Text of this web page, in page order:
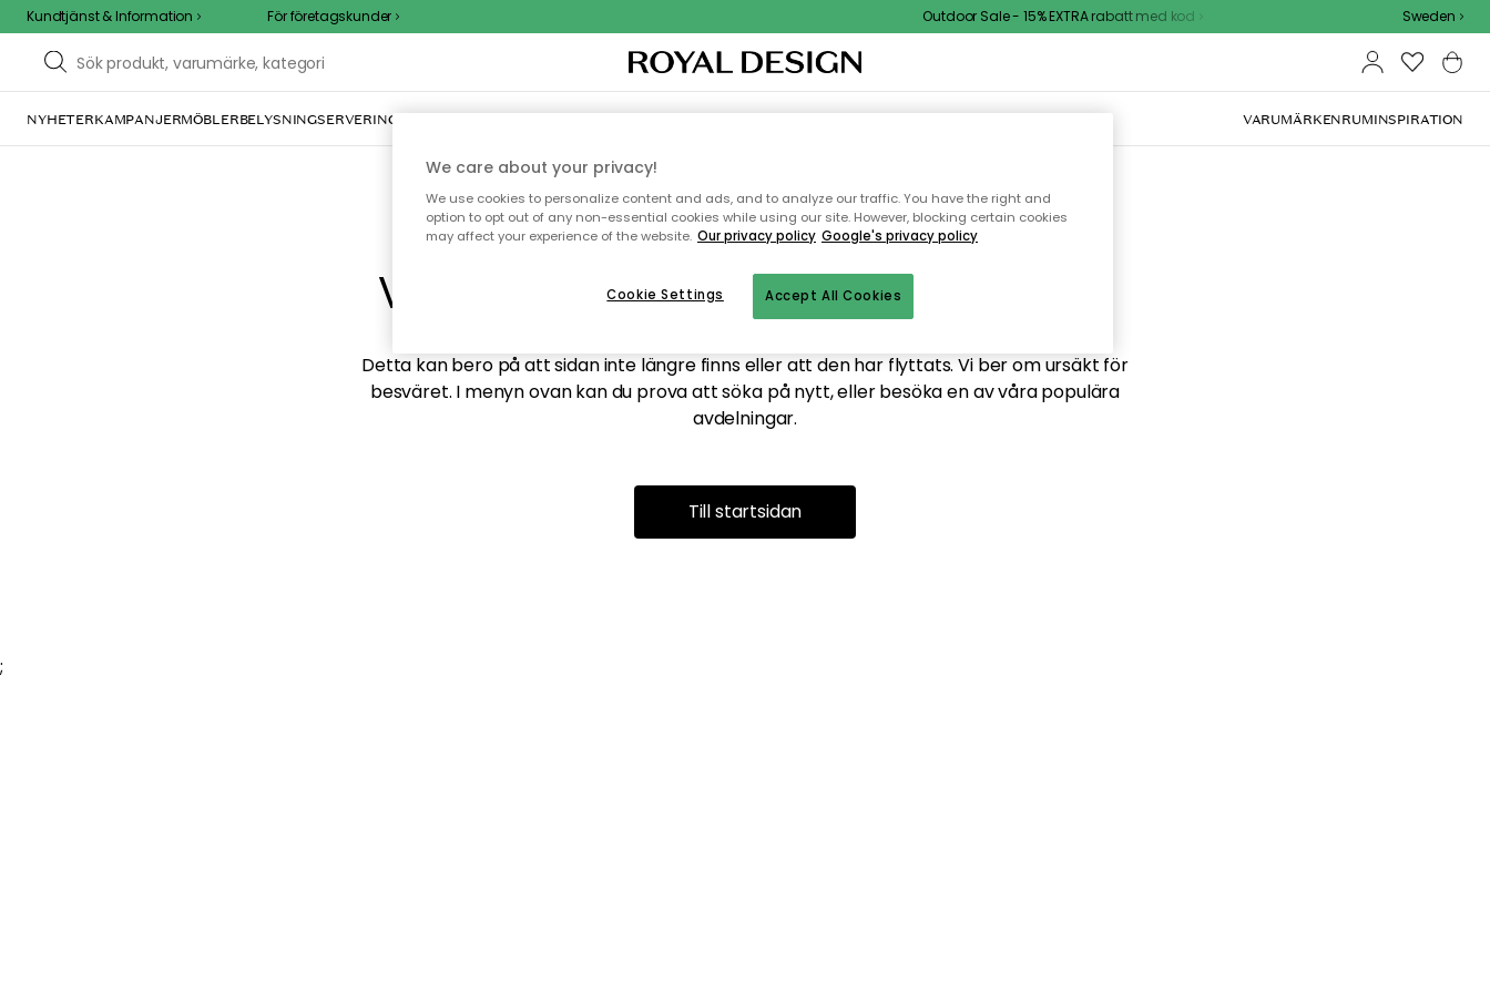
Kundtjänst & Information För företagskunder Outdoor Sale - 15% EXTRA rabatt med kod Sweden
NYHETERKAMPANJERMÖBLERBELYSNINGSERVERING INREDNINGTEXTIL & MATTORKÖKETFÖRVARINGUTEMÖBLER VARUMÄRKENRUMINSPIRATION
Vi hittar tyvärr inte sidan du söker
Detta kan bero på att sidan inte längre finns eller att den har flyttats. Vi ber om ursäkt för
besväret. I menyn ovan kan du prova att söka på nytt, eller besöka en av våra populära
avdelningar.
Till startsidan
;
We care about your privacy!
We use cookies to personalize content and ads, and to analyze our traffic. You have the right and
option to opt out of any non-essential cookies while using our site. However, blocking certain cookies
may affect your experience of the website. Our privacy policy Google's privacy policy
Accept All Cookies
Cookie Settings